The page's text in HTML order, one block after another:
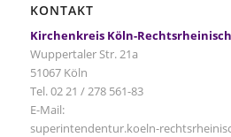
KONTAKT
Kirchenkreis Köln-Rechtsrheinisch
Wuppertaler Str. 21a
51067 Köln
Tel. 02 21 / 278 561-83
E-Mail:
superintendentur.koeln-